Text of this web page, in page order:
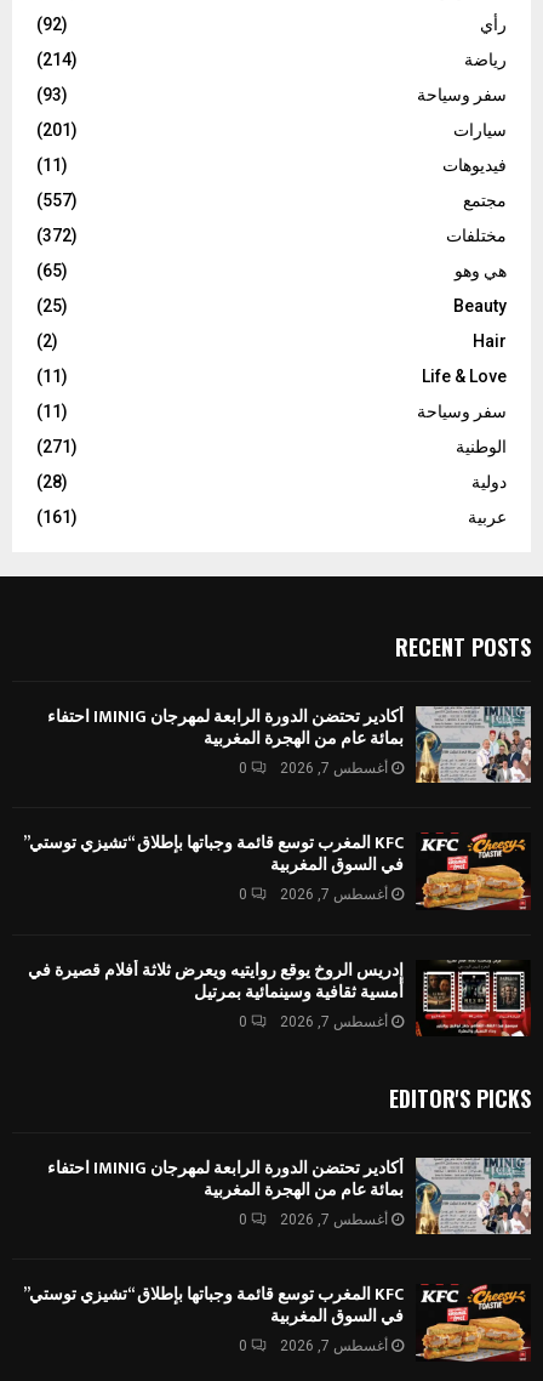
رأي
(92)
رياضة
(214)
سفر وسياحة
(93)
سيارات
(201)
فيديوهات
(11)
مجتمع
(557)
مختلفات
(372)
هي وهو
(65)
Beauty
(25)
Hair
(2)
Life & Love
(11)
سفر وسياحة
(11)
الوطنية
(271)
دولية
(28)
عربية
(161)
RECENT POSTS
أكادير تحتضن الدورة الرابعة لمهرجان IMINIG احتفاء
بمائة عام من الهجرة المغربية
أغسطس 7, 2026 0
KFC المغرب توسع قائمة وجباتها بإطلاق “تشيزي توستي”
في السوق المغربية
أغسطس 7, 2026 0
إدريس الروخ يوقع روايتيه ويعرض ثلاثة أفلام قصيرة في
أمسية ثقافية وسينمائية بمرتيل
أغسطس 7, 2026 0
EDITOR'S PICKS
أكادير تحتضن الدورة الرابعة لمهرجان IMINIG احتفاء
بمائة عام من الهجرة المغربية
أغسطس 7, 2026 0
KFC المغرب توسع قائمة وجباتها بإطلاق “تشيزي توستي”
في السوق المغربية
أغسطس 7, 2026 0